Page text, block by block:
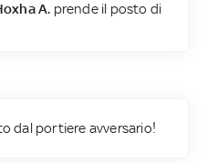
A. prende il posto di
dal portiere avversario!